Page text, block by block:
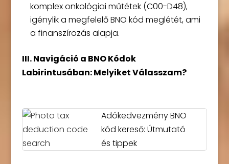
komplex onkológiai műtétek (C00-D48),
igénylik a megfelelő BNO kód meglétét, ami
a finanszírozás alapja.
III. Navigáció a BNO Kódok
Labirintusában: Melyiket Válasszam?
Adókedvezmény BNO
kód kereső: Útmutató
és tippek